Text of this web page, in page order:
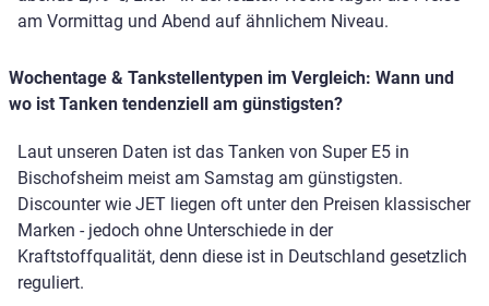
am Vormittag und Abend auf ähnlichem Niveau.
Wochentage & Tankstellentypen im Vergleich: Wann und
wo ist Tanken tendenziell am günstigsten?
Laut unseren Daten ist das Tanken von Super E5 in
Bischofsheim meist am Samstag am günstigsten.
Discounter wie JET liegen oft unter den Preisen klassischer
Marken - jedoch ohne Unterschiede in der
Kraftstoffqualität, denn diese ist in Deutschland gesetzlich
reguliert.